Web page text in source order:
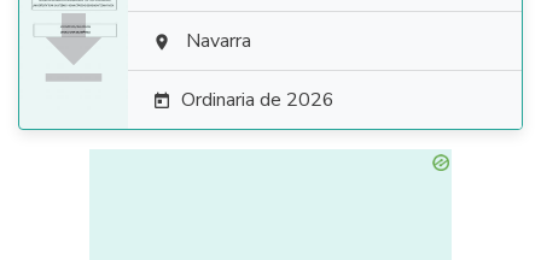
  Navarra
 Ordinaria de 2026